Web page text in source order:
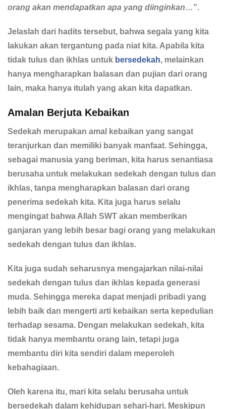
orang akan mendapatkan apa yang diinginkan…”.
Jelaslah dari hadits tersebut, bahwa segala yang kita
lakukan akan tergantung pada niat kita. Apabila kita
tidak tulus dan ikhlas untuk bersedekah, melainkan
hanya mengharapkan balasan dan pujian dari orang
lain, maka hanya itulah yang akan kita dapatkan.
Amalan Berjuta Kebaikan
Sedekah merupakan amal kebaikan yang sangat
teranjurkan dan memiliki banyak manfaat. Sehingga,
sebagai manusia yang beriman, kita harus senantiasa
berusaha untuk melakukan sedekah dengan tulus dan
ikhlas, tanpa mengharapkan balasan dari orang
penerima sedekah kita. Kita juga harus selalu
mengingat bahwa Allah SWT akan memberikan
ganjaran yang lebih besar bagi orang yang melakukan
sedekah dengan tulus dan ikhlas.
Kita juga sudah seharusnya mengajarkan nilai-nilai
sedekah dengan tulus dan ikhlas kepada generasi
muda. Sehingga mereka dapat menjadi pribadi yang
lebih baik dan mengerti arti kebaikan serta kepedulian
terhadap sesama. Dengan melakukan sedekah, kita
tidak hanya membantu orang lain, tetapi juga
membantu diri kita sendiri dalam meperoleh
kebahagiaan.
Oleh karena itu, mari kita selalu berusaha untuk
bersedekah dalam kehidupan sehari-hari. Meskipun